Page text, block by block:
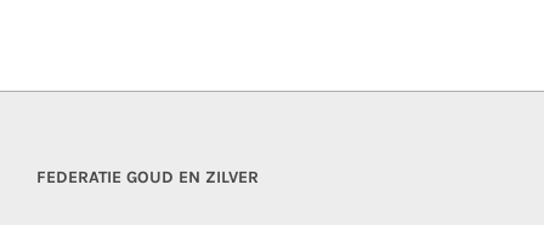
FEDERATIE GOUD EN ZILVER